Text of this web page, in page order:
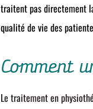
traitent pas directement
qualité de vie des
Comment
Le traitement en